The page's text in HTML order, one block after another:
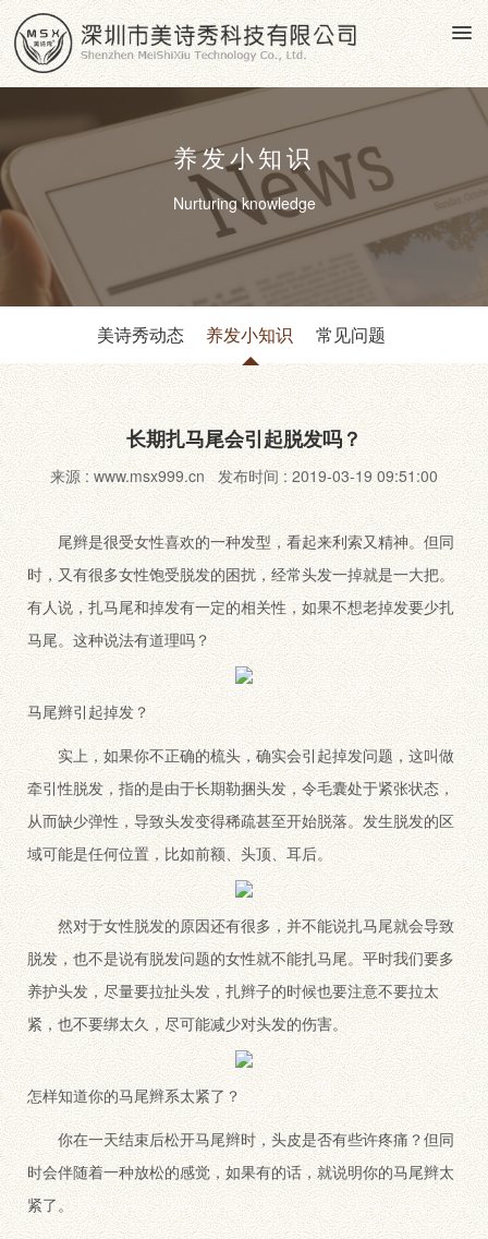
养发小知识
Nurturing knowledge
美诗秀动态 养发小知识 常见问题
长期扎马尾会引起脱发吗？
来源 : www.msx999.cn 发布时间 : 2019-03-19 09:51:00
尾辫是很受女性喜欢的一种发型，看起来利索又精神。但同
时，又有很多女性饱受脱发的困扰，经常头发一掉就是一大把。
有人说，扎马尾和掉发有一定的相关性，如果不想老掉发要少扎
马尾。这种说法有道理吗？
马尾辫引起掉发？
实上，如果你不正确的梳头，确实会引起掉发问题，这叫做
牵引性脱发，指的是由于长期勒捆头发，令毛囊处于紧张状态，
从而缺少弹性，导致头发变得稀疏甚至开始脱落。发生脱发的区
域可能是任何位置，比如前额、头顶、耳后。
然对于女性脱发的原因还有很多，并不能说扎马尾就会导致
脱发，也不是说有脱发问题的女性就不能扎马尾。平时我们要多
养护头发，尽量要拉扯头发，扎辫子的时候也要注意不要拉太
紧，也不要绑太久，尽可能减少对头发的伤害。
怎样知道你的马尾辫系太紧了？
你在一天结束后松开马尾辫时，头皮是否有些许疼痛？但同
时会伴随着一种放松的感觉，如果有的话，就说明你的马尾辫太
紧了。